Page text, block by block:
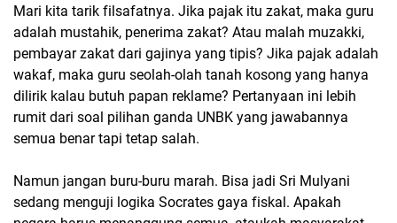
Mari kita tarik filsafatnya. Jika pajak itu zakat, maka guru
adalah mustahik, penerima zakat? Atau malah muzakki,
pembayar zakat dari gajinya yang tipis? Jika pajak adalah
wakaf, maka guru seolah-olah tanah kosong yang hanya
dilirik kalau butuh papan reklame? Pertanyaan ini lebih
rumit dari soal pilihan ganda UNBK yang jawabannya
semua benar tapi tetap salah.
Namun jangan buru-buru marah. Bisa jadi Sri Mulyani
sedang menguji logika Socrates gaya fiskal. Apakah